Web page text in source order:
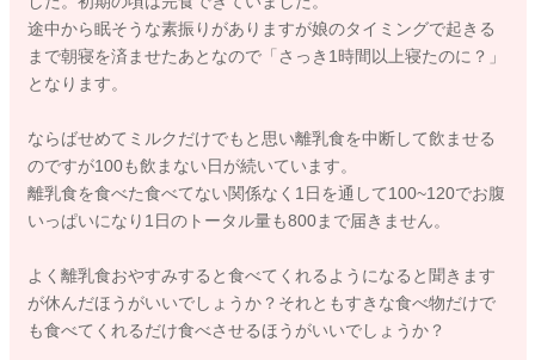
途中から眠そうな素振りがありますが娘のタイミングで起きる
まで朝寝を済ませたあとなので「さっき1時間以上寝たのに？」
となります。
ならばせめてミルクだけでもと思い離乳食を中断して飲ませる
のですが100も飲まない日が続いています。
離乳食を食べた食べてない関係なく1日を通して100~120でお腹
いっぱいになり1日のトータル量も800まで届きません。
よく離乳食おやすみすると食べてくれるようになると聞きます
が休んだほうがいいでしょうか？それともすきな食べ物だけで
も食べてくれるだけ食べさせるほうがいいでしょうか？